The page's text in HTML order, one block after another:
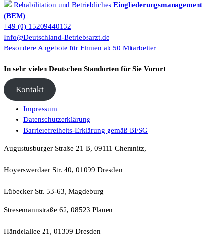
Rehabilitation und Betriebliches Eingliederungsmanagement
(BEM)
+49 (0) 15209440132
Info@Deutschland-Betriebsarzt.de
Besondere Angebote für Firmen ab 50 Mitarbeiter
In sehr vielen Deutschen Standorten für Sie Vorort
Kontakt
Impressum
Datenschutzerklärung
Barrierefreiheits-Erklärung gemäß BFSG
Augustusburger Straße 21 B, 09111 Chemnitz,
Hoyerswerdaer Str. 40, 01099 Dresden
Lübecker Str. 53-63, Magdeburg
Stresemannstraße 62, 08523 Plauen
Händelallee 21, 01309 Dresden